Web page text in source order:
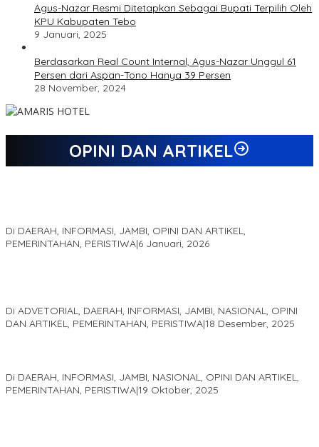
Agus-Nazar Resmi Ditetapkan Sebagai Bupati Terpilih Oleh
KPU Kabupaten Tebo
9 Januari, 2025
Berdasarkan Real Count Internal, Agus-Nazar Unggul 61
Persen dari Aspan-Tono Hanya 39 Persen
28 November, 2024
OPINI DAN ARTIKEL
Di DAERAH, INFORMASI, JAMBI, OPINI DAN ARTIKEL,
PEMERINTAHAN, PERISTIWA|6 Januari, 2026
Di ADVETORIAL, DAERAH, INFORMASI, JAMBI, NASIONAL, OPINI
DAN ARTIKEL, PEMERINTAHAN, PERISTIWA|18 Desember, 2025
Di DAERAH, INFORMASI, JAMBI, NASIONAL, OPINI DAN ARTIKEL,
PEMERINTAHAN, PERISTIWA|19 Oktober, 2025